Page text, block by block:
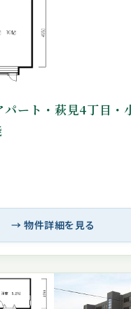
ート・萩見4丁目・
→ 物件詳細を見る